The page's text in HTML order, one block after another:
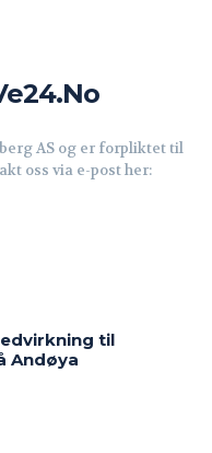
AS og er forpliktet til
oss via e-post her:
til
Andøya